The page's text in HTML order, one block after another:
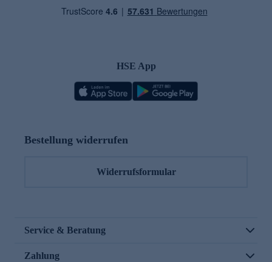
HSE App
Bestellung widerrufen
Widerrufsformular
Service & Beratung
Zahlung